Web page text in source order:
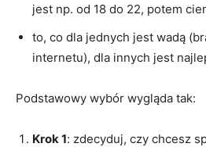
jest np. od 18 do 22, potem
to, co dla jednych jest wadą
internetu), dla innych jest
Podstawowy wybór wygląda tak:
Krok 1: zdecyduj, czy chcesz